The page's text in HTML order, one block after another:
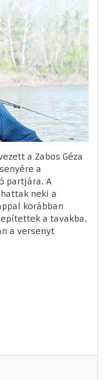
a Zabos Géza
a
partjára. A
neki a
korábban
a tavakba.
a versenyt